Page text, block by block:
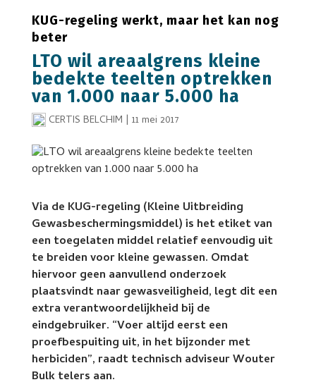
KUG-regeling werkt, maar het kan nog
beter
LTO wil areaalgrens kleine
bedekte teelten optrekken
van 1.000 naar 5.000 ha
CERTIS BELCHIM | 11 mei 2017
Via de KUG-regeling (Kleine Uitbreiding
Gewasbeschermingsmiddel) is het etiket van
een toegelaten middel relatief eenvoudig uit
te breiden voor kleine gewassen. Omdat
hiervoor geen aanvullend onderzoek
plaatsvindt naar gewasveiligheid, legt dit een
extra verantwoordelijkheid bij de
eindgebruiker. “Voer altijd eerst een
proefbespuiting uit, in het bijzonder met
herbiciden”, raadt technisch adviseur Wouter
Bulk telers aan.